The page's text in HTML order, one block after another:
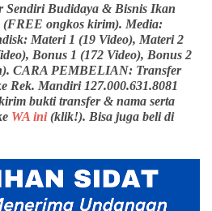
Budidaya & Bisnis Ikan
(FREE ongkos kirim). Media:
Materi 1 (19 Video), Materi 2
Bonus 1 (172 Video), Bonus 2
CARA PEMBELIAN: Transfer
Rek. Mandiri 127.000.631.8081
bukti transfer & nama serta
WA ini(klik!). Bisa juga beli di